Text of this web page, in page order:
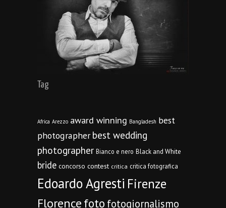
Tag
Africa Arezzo award winning Bangladesh best
photographer best wedding
photographer Bianco e nero Black and White
bride concorso contest critica critica fotografica
Edoardo Agresti Firenze
Florencefoto fotogiornalismo